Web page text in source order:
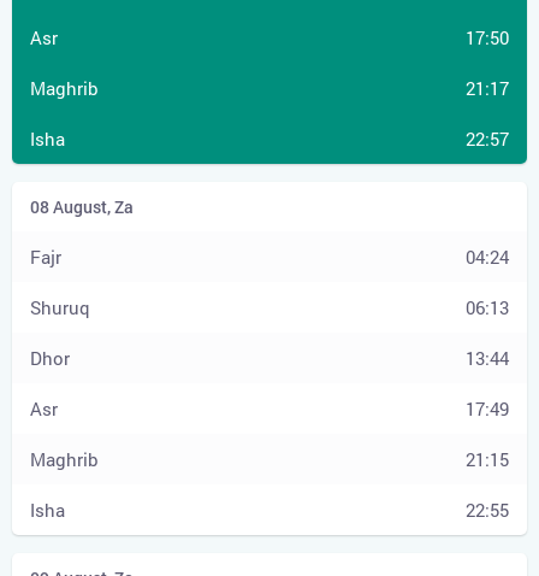
17:50
21:17
22:57
04:24
06:13
13:44
17:49
21:15
22:55